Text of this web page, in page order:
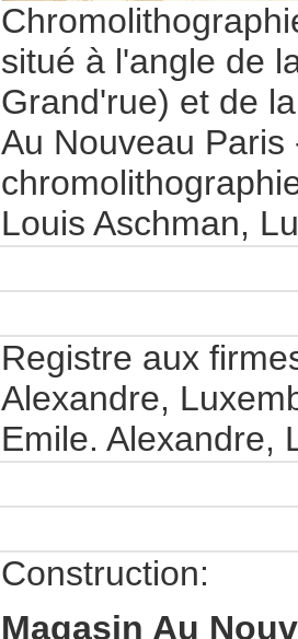
situé à l'angle de
Grand'rue) et de
Au Nouveau
Louis Aschman,
Registre aux
Alexandre,
Emile. Alexandre,
Construction:
Magasin Au